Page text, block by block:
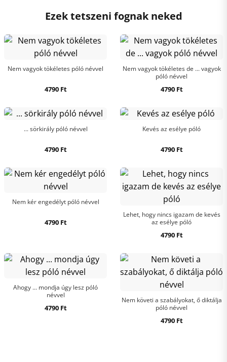
Ezek tetszeni fognak neked
Nem vagyok tökéletes póló névvel
4790 Ft
Nem vagyok tökéletes de ... vagyok
póló névvel
4790 Ft
... sörkirály póló névvel
4790 Ft
Kevés az esélye póló
4790 Ft
Nem kér engedélyt póló névvel
4790 Ft
Lehet, hogy nincs igazam de kevés
az esélye póló
4790 Ft
Ahogy ... mondja úgy lesz póló
névvel
4790 Ft
Nem követi a szabályokat, ő diktálja
póló névvel
4790 Ft